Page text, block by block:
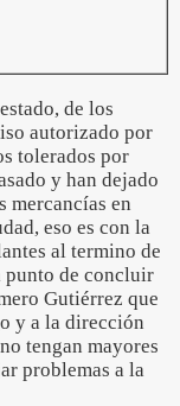
de los
autorizado por
tolerados por
y han dejado
mercancías en
eso es con la
al termino de
punto de concluir
Gutiérrez que
y a la dirección
tengan mayores
problemas a la